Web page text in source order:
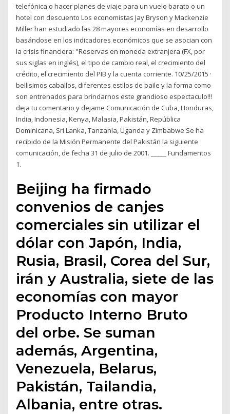
telefónica o hacer planes de viaje para un vuelo barato o un
hotel con descuento Los economistas Jay Bryson y Mackenzie
Miller han estudiado las 28 mayores economías en desarrollo
basándose en los indicadores económicos que se asocian con
la crisis financiera: "Reservas en moneda extranjera (FX, por
sus siglas en inglés), el tipo de cambio real, el crecimiento del
crédito, el crecimiento del PIB y la cuenta corriente. 10/25/2015 ·
bellisimos caballos, diferentes estilos de baile y la forma como
son entrenados para brindarnos este grandioso espectaculo!!!
deja tu comentario y dejame Comunicación de Cuba, Honduras,
India, Indonesia, Kenya, Malasia, Pakistán, República
Dominicana, Sri Lanka, Tanzanía, Uganda y Zimbabwe Se ha
recibido de la Misión Permanente del Pakistán la siguiente
comunicación, de fecha 31 de julio de 2001. _____ Fundamentos
1.
Beijing ha firmado
convenios de canjes
comerciales sin utilizar el
dólar con Japón, India,
Rusia, Brasil, Corea del Sur,
irán y Australia, siete de las
economías con mayor
Producto Interno Bruto
del orbe. Se suman
además, Argentina,
Venezuela, Belarus,
Pakistán, Tailandia,
Albania, entre otras.